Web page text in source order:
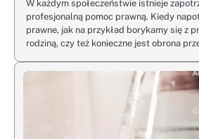
W każdym społeczeństwie istnieje
profesjonalną pomoc prawną. Kiedy
prawne, jak na przykład borykamy się z
rodziną, czy też konieczne jest obrona